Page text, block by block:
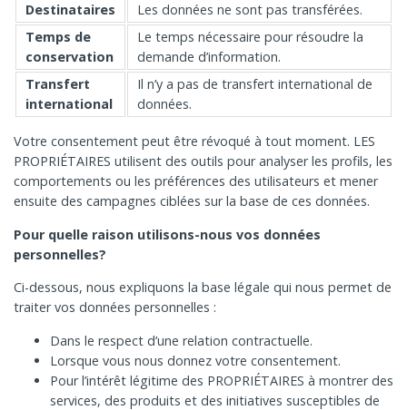
Destinataires
Les données ne sont pas transférées.
Temps de
conservation
Le temps nécessaire pour résoudre la
demande d’information.
Transfert
international
Il n’y a pas de transfert international de
données.
Votre consentement peut être révoqué à tout moment. LES
PROPRIÉTAIRES utilisent des outils pour analyser les profils, les
comportements ou les préférences des utilisateurs et mener
ensuite des campagnes ciblées sur la base de ces données.
Pour quelle raison utilisons-nous vos données
personnelles?
Ci-dessous, nous expliquons la base légale qui nous permet de
traiter vos données personnelles :
Dans le respect d’une relation contractuelle.
Lorsque vous nous donnez votre consentement.
Pour l’intérêt légitime des PROPRIÉTAIRES à montrer des
services, des produits et des initiatives susceptibles de